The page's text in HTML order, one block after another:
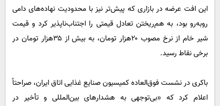
این افت عرضه در بازاری که پیش‌تر نیز با محدودیت نهاده‌های دامی
روبه‌رو بود، به هم‌ریختن تعادل قیمتی را اجتناب‌ناپذیر کرد و قیمت
شیر خام از نرخ مصوب ۲۰هزار تومان، به بیش از ۳۵هزار تومان در
برخی نقاط رسید.
باکری در نشست فوق‌العاده کمیسیون صنایع غذایی اتاق ایران، صراحتاً
اعلام کرد که «بی‌توجهی به هشدارهای بین‌المللی و تأخیر در